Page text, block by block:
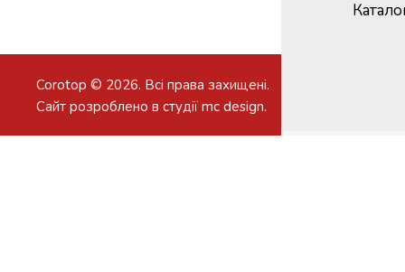
Corotop © 2026. Всі права захищені.
Сайт розроблено в студії mc design.